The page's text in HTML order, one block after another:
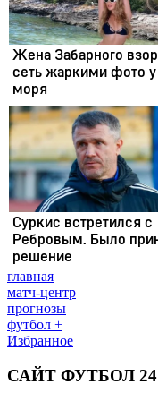
главная
матч-центр
прогнозы
футбол +
Избранное
САЙТ ФУТБОЛ 24